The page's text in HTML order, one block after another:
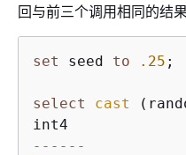
回与前三个调用相同的结果
set seed to .25 ;
select cast
------